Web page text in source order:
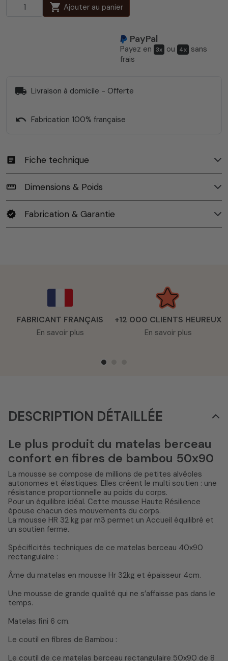
shopping_cart Ajouter au panier
PayPal
Payez en 3x ou 4x sans
frais
local_shipping Livraison à domicile - Offerte
undo Fabrication 100% française
article Fiche technique
straighten Dimensions & Poids
verified Fabrication & Garantie
FABRICANT FRANÇAIS
En savoir plus
+12 000 CLIENTS HEUREUX
En savoir plus
DESCRIPTION DÉTAILLÉE
Le plus produit du matelas berceau
confort en fibres de bambou 50x90
La mousse se compose de millions de petites alvéoles
autonomes et élastiques. Elles créent le multi soutien : une
résistance proportionnelle au poids du corps.
Pour un équilibre idéal. Cette mousse Haute Résilience
épouse chacun des mouvements du corps.
La mousse HR 32 kg par m3 permet un Accueil équilibré et
un soutien ferme.
Spécificités techniques de ce matelas berceau 40x90
rectangulaire :
Âme du matelas en mousse Hr 32kg et épaisseur 4cm.
Une mousse de grande qualité qui ne s’affaisse pas dans le
temps.
Matelas fini 6 cm.
Le coutil en fibres de Bambou :
Le coutil de ce matelas berceau rectangulaire 50x90 de 8